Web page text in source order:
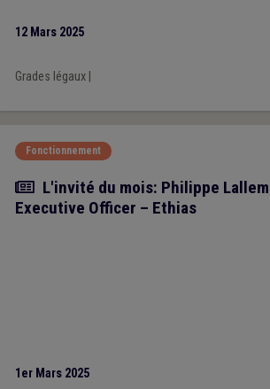
12 Mars 2025
Grades légaux|
Fonctionnement
Article
L'invité du mois: Philippe
Executive Officer – Ethias
1er Mars 2025